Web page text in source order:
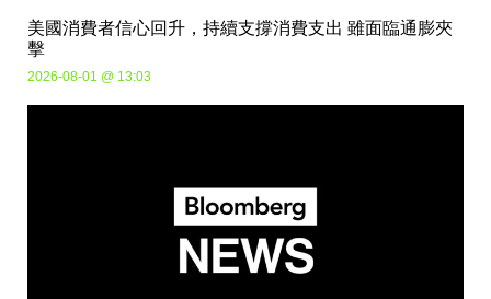
美國消費者信心回升，持續支撐消費支出 雖面臨通膨夾
擊
2026-08-01 @ 13:03